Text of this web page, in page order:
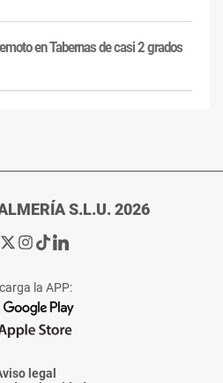
en Tabernas de casi 2 grados
S.L.U. 2026
Ir
de
La
Voz
Almería
Ir
de
La
Voz
Almería
Ir
de
La
Voz
Almería
Ir
de
La
Voz
la APP:
legal